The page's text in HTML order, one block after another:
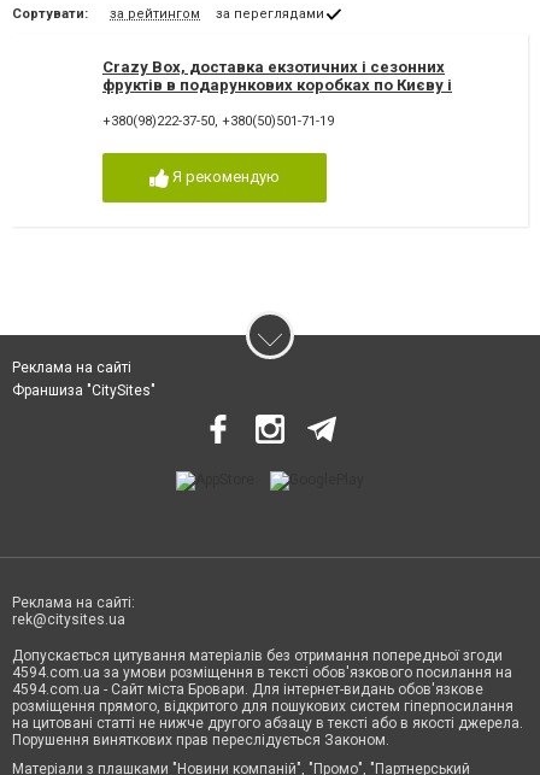
Сортувати: за рейтингом за переглядами
Crazy Box, доставка екзотичних і сезонних
фруктів в подарункових коробках по Києву і
+380(98)222-37-50, +380(50)501-71-19
Я рекомендую
Реклама на сайті
Франшиза "CitySites"
Реклама на сайті:
rek@citysites.ua
Допускається цитування матеріалів без отримання попередньої згоди
4594.com.ua за умови розміщення в тексті обов'язкового посилання на
4594.com.ua - Сайт міста Бровари. Для інтернет-видань обов'язкове
розміщення прямого, відкритого для пошукових систем гіперпосилання
на цитовані статті не нижче другого абзацу в тексті або в якості джерела.
Порушення виняткових прав переслідується Законом.
Матеріали з плашками "Новини компаній", "Промо", "Партнерський